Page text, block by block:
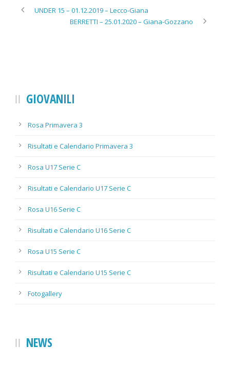
UNDER 15 – 01.12.2019 – Lecco-Giana
BERRETTI – 25.01.2020 – Giana-Gozzano
GIOVANILI
Rosa Primavera 3
Risultati e Calendario Primavera 3
Rosa U17 Serie C
Risultati e Calendario U17 Serie C
Rosa U16 Serie C
Risultati e Calendario U16 Serie C
Rosa U15 Serie C
Risultati e Calendario U15 Serie C
Fotogallery
NEWS